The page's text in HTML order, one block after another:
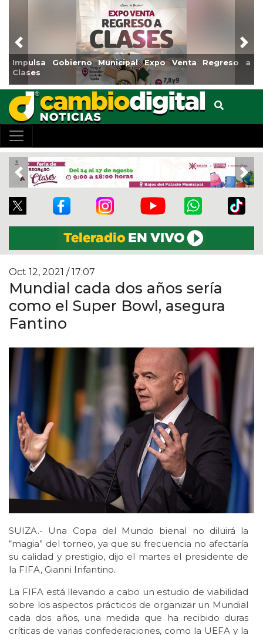
Municipal Expo Venta Regreso a
Reabrirá
Previous
Previous
Oct 12, 2021 / 17:07
Mundial cada dos años sería
como el Super Bowl, asegura
Fantino
SUIZA.- Una Copa del Mundo bienal no diluirá la
“magia” del torneo, ya que su frecuencia no afectaría
su calidad y prestigio, dijo el martes el presidente de
la FIFA, Gianni Infantino.
La FIFA está llevando a cabo un estudio de viabilidad
sobre los aspectos prácticos de organizar un Mundial
cada dos años, una medida que ha recibido duras
críticas de varias confederaciones, como la UEFA y la